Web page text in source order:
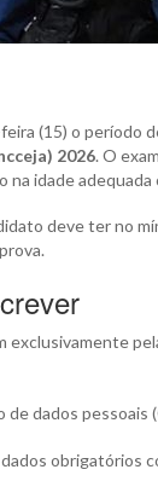
(15) o período
2026. O
na idade
deve ter no
exclusivamente
de dados pessoais
obrigatórios